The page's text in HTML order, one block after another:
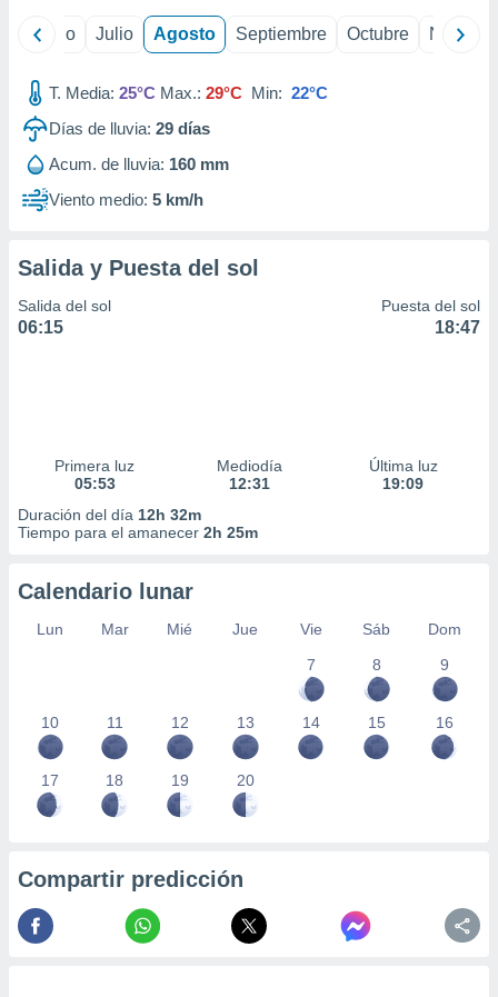
e
mediante
publicidad
de
Junio Julio Agosto Septiembre Octubre
T. Media: 25°C Max.: 29°C Min: 22°C
Días de lluvia: 29 días
Acum. de lluvia: 160 mm
Viento medio: 5 km/h
Salida y Puesta del sol
Salida del sol
06:15
Puesta del sol
18:47
Primera luz
05:53
Mediodía
12:31
Última luz
19:09
Duración del día 12h 32m
Tiempo para el amanecer 2h 25m
Calendario lunar
Lun Mar Mié Jue Vie Sáb
Dom
7
8 9
10 11 12 13 14 15 16
17 18 19 20
Compartir predicción